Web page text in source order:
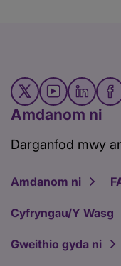
Amdanom ni
Darganfod mwy
Amdanom ni
Cyfryngau/Y Wasg
Gweithio gyda ni